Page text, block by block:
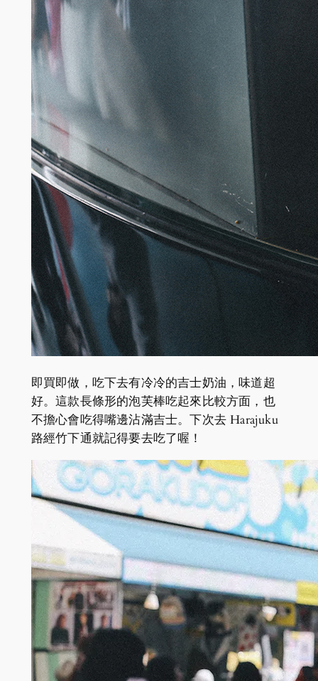
即買即做，吃下去有冷冷的吉士奶油，味道超
好。這款長條形的泡芙棒吃起來比較方面，也
不擔心會吃得嘴邊沾滿吉士。下次去 Harajuku
路經竹下通就記得要去吃了喔！